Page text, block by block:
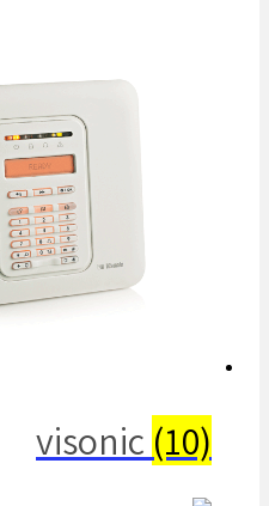
visonic (10)